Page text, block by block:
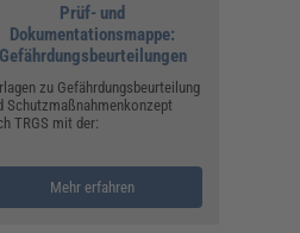
Prüf- und
Dokumentationsmappe:
Gefährdungsbeurteilungen
zu Gefährdungsbeurteilung
Schutzmaßnahmenkonzept
TRGS mit der:
Mehr erfahren